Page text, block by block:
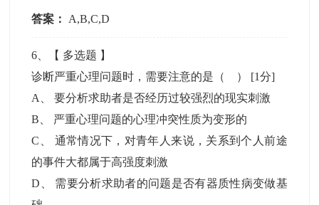
答案： A,B,C,D
6 、【 多选题 】
诊断严重心理问题时，需要注意的是（ ） [1分]
A
、要分析求助者是否经历过较强烈的现实刺激
B
严重心理问题的心理冲突性质为变形的
C
通常情况下，对青年人来说，关系到个人前途
的事件大都属于高强度刺激
D
需要分析求助者的问题是否有器质性病变做基